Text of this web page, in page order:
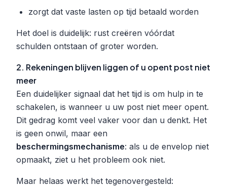
zorgt dat vaste lasten op tijd betaald worden
Het doel is duidelijk: rust creëren vóórdat
schulden ontstaan of groter worden.
2. Rekeningen blijven liggen of u opent post niet
meer
Een duidelijker signaal dat het tijd is om hulp in te
schakelen, is wanneer u uw post niet meer opent.
Dit gedrag komt veel vaker voor dan u denkt. Het
is geen onwil, maar een
beschermingsmechanisme: als u de envelop niet
opmaakt, ziet u het probleem ook niet.
Maar helaas werkt het tegenovergesteld: